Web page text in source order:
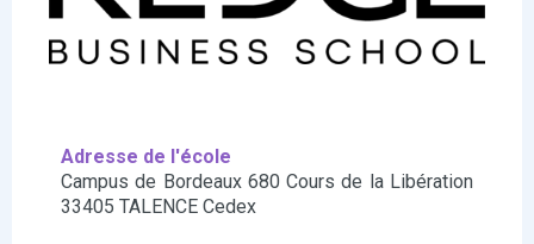
Adresse de l'école
Campus de Bordeaux 680 Cours de la Libération
33405 TALENCE Cedex